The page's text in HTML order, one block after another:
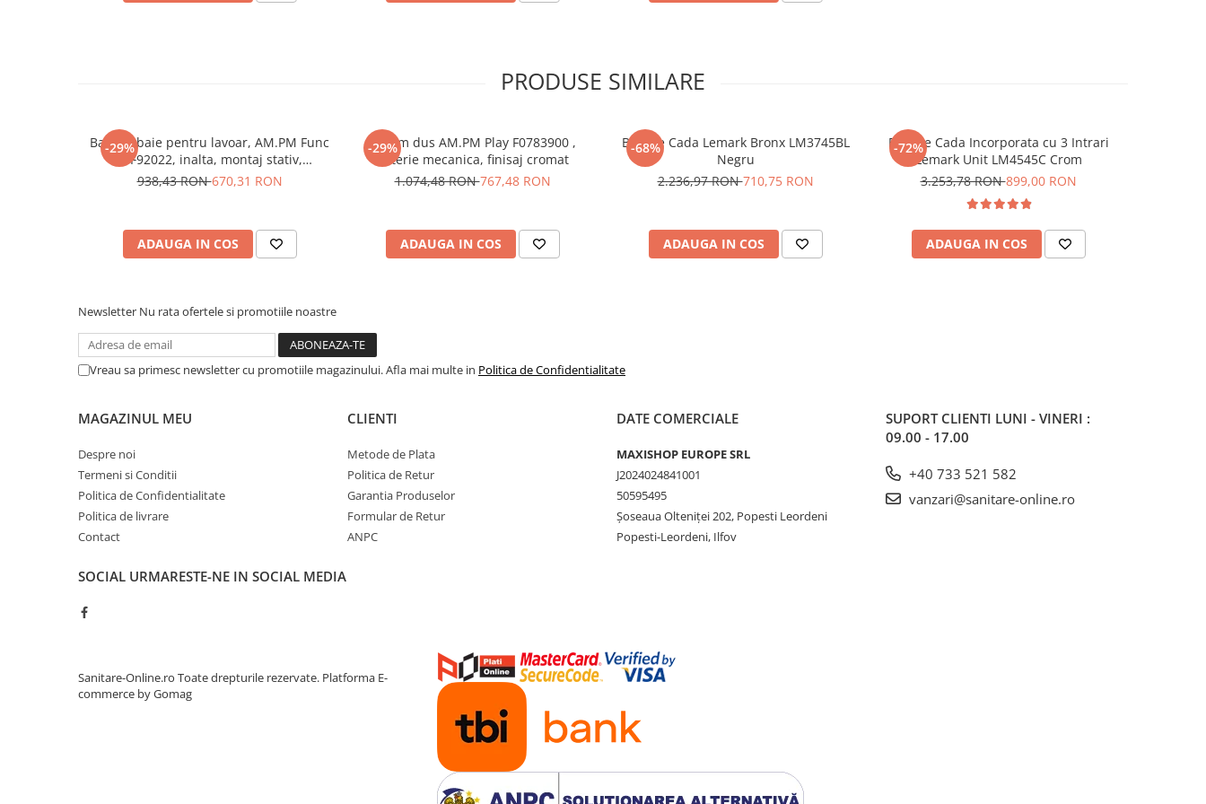
De ce să alegi Setul de Baie Lemark Unit
complete, cât și pentru modernizarea băilor existente, oferind un raport excelent între
design, calitate și durabilitate.
PRODUSE SIMILARE
-29%
Baterie baie pentru lavoar, AM.PM Func
F8F92022, inalta, montaj stativ,
monocomanda, finisaj negru mat
938,43 RON670,31 RON
ADAUGA IN COS
-29%
Sistem dus AM.PM Play F0783900 ,
baterie mecanica, finisaj cromat
1.074,48 RON767,48 RON
ADAUGA IN COS
-68%
Baterie Cada Lemark Bronx LM3745BL
Negru
2.236,97 RON710,75 RON
ADAUGA IN COS
-72%
Baterie Cada Incorporata cu 3 Intrari
Lemark Unit LM4545C Crom
3.253,78 RON899,00 RON
ADAUGA IN COS
Newsletter Nu rata ofertele si promotiile noastre
Vreau sa primesc newsletter cu promotiile magazinului. Afla mai multe in Politica de Confidentialitate
MAGAZINUL MEU
Despre noi
Termeni si Conditii
Politica de Confidentialitate
Politica de livrare
Contact
CLIENTI
Metode de Plata
Politica de Retur
Garantia Produselor
Formular de Retur
ANPC
DATE COMERCIALE
MAXISHOP EUROPE SRL
J2024024841001
50595495
Şoseaua Olteniţei 202, Popesti Leordeni
Popesti-Leordeni, Ilfov
SUPORT CLIENTI LUNI - VINERI :
09.00 - 17.00
+40 733 521 582
vanzari@sanitare-online.ro
SOCIAL URMARESTE-NE IN SOCIAL MEDIA
Sanitare-Online.ro Toate drepturile rezervate. Platforma E-
commerce by Gomag